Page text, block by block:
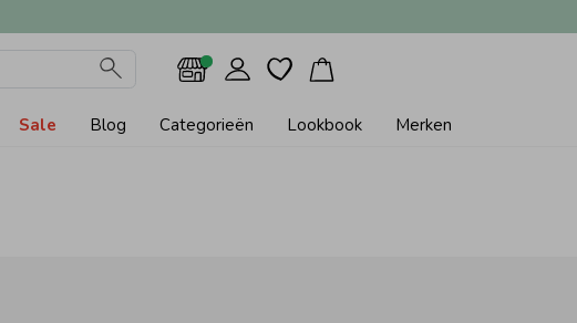
Sale Blog Categorieën Lookbook Merken